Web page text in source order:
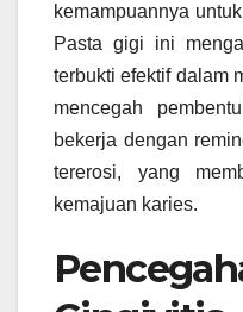
kemampuannya
Pasta gigi ini
terbukti efektif dalam
mencegah
bekerja dengan
tererosi, yang
kemajuan karies.